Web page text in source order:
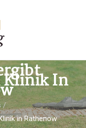
Klinik In
/
in Rathenow